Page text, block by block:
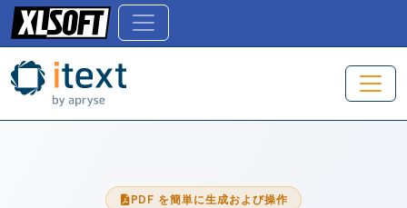
PDF を簡単に生成および操作